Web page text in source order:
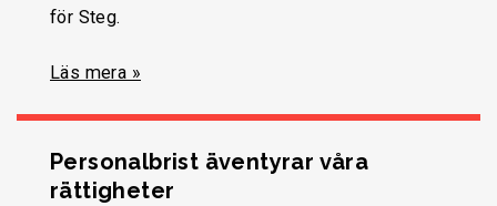
för Steg.
Läs mera »
Personalbrist äventyrar våra
rättigheter